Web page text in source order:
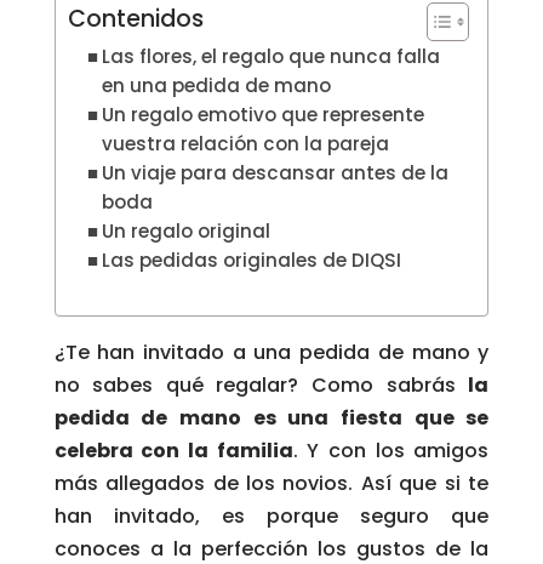
Contenidos
Las flores, el regalo que nunca falla
en una pedida de mano
Un regalo emotivo que represente
vuestra relación con la pareja
Un viaje para descansar antes de la
boda
Un regalo original
Las pedidas originales de DIQSI
¿Te han invitado a una pedida de mano y
no sabes qué regalar? Como sabrás la
pedida de mano es una fiesta que se
celebra con la familia. Y con los amigos
más allegados de los novios. Así que si te
han invitado, es porque seguro que
conoces a la perfección los gustos de la